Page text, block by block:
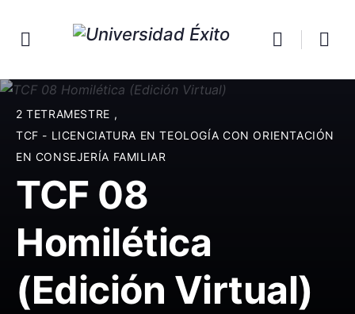
2 TETRAMESTRE ,
TCF - LICENCIATURA EN TEOLOGÍA CON ORIENTACIÓN
EN CONSEJERÍA FAMILIAR
TCF 08
Homilética
(Edición Virtual)